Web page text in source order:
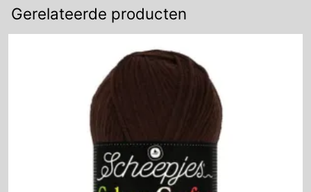
Gerelateerde producten